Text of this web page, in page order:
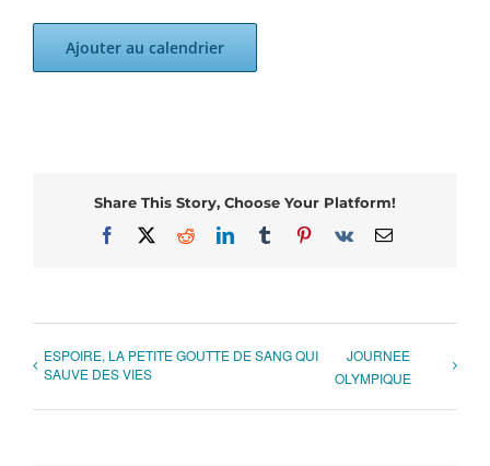
Ajouter au calendrier
Share This Story, Choose Your Platform!
Facebook
X RedditLinkedInTumblrPinterest
Vk Email
ESPOIRE, LA PETITE GOUTTE DE SANG QUI
SAUVE DES VIES
JOURNEE
OLYMPIQUE